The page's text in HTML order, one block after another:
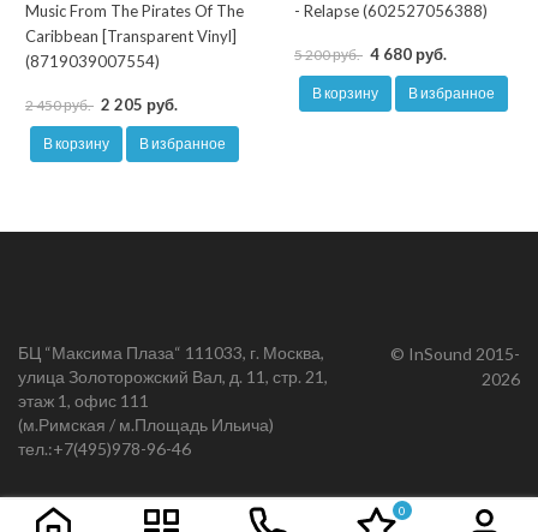
Music From The Pirates Of The
Caribbean [Transparent Vinyl]
(8719039007554)
2 450 руб. 2 205 руб.
В корзину В избранное
- Relapse (602527056388)
5 200 руб. 4 680 руб.
В корзину В избранное
БЦ “Максима Плаза“ 111033, г. Москва,
улица Золоторожский Вал, д. 11, стр. 21,
этаж 1, офис 111
(м.Римская / м.Площадь Ильича)
тел.:+7(495)978-96-46
© InSound 2015-
2026
0